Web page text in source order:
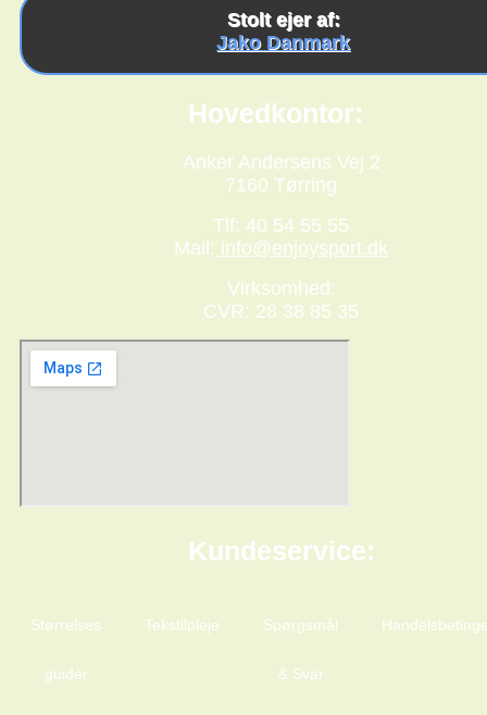
Stolt ejer af:
Jako Danmark
Hovedkontor:
Anker Andersens Vej 2
7160 Tørring
Tlf: 40 54 55 55
Mail: info@enjoysport.dk
Virksomhed:
CVR: 28 38 85 35
Kundeservice:
Størrelses
guider
Tekstilpleje Spørgsmål
& Svar